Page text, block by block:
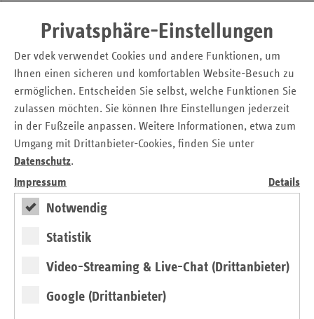
Privatsphäre-Einstellungen
Der vdek verwendet Cookies und andere Funktionen, um
Ihnen einen sicheren und komfortablen Website-Besuch zu
ermöglichen. Entscheiden Sie selbst, welche Funktionen Sie
zulassen möchten. Sie können Ihre Einstellungen jederzeit
in der Fußzeile anpassen. Weitere Informationen, etwa zum
Umgang mit Drittanbieter-Cookies, finden Sie unter
Datenschutz.
Impressum
Details
Notwendig
Statistik
Video-Streaming & Live-Chat (Drittanbieter)
Google (Drittanbieter)
Landesvertretung Hamburg. „Die Verständigung bringt den
Krankenhäusern Planungssicherheit bei der diesjährigen
Finanzierung der stationären Versorgung in der
Hansestadt.“
Knapp 472.000 Patientinnen und Patienten
behandelt
Der Landesbasisfallwert eines Bundeslands dient der
Berechnung einzelner Fallpauschalen - also jenem Betrag,
den ein Krankenhaus den Krankenkassen für einen
Behandlungsfall, etwa eine Herz-Operation, eine Geburt
überwiegende Teil der Klinikleistungen für Patientinnen
und Patienten wird nach diesem System bezahlt. Der neue
Die Milliarden aus dem Landesbasisfallwert sind